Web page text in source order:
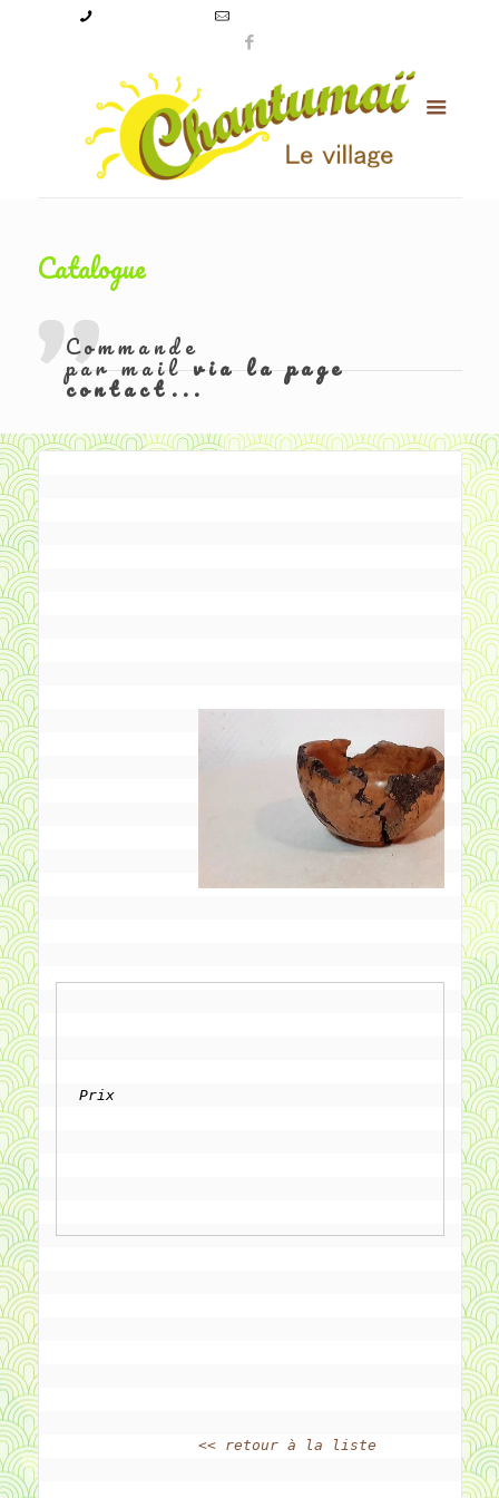
Catalogue
Commande
par mailvia la page
contact...
Prix
<< retour à la liste